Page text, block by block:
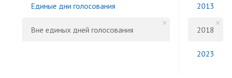
Единые дни голосования
Вне единых дней голосования
2013
2018
2023